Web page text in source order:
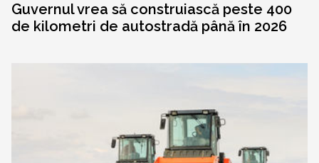
Guvernul vrea să construiască peste 400
de kilometri de autostradă până în 2026